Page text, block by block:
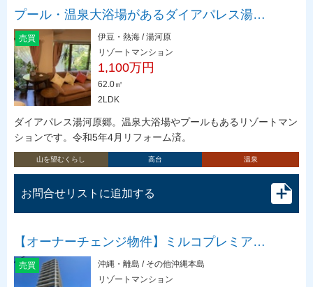
プール・温泉大浴場があるダイアパレス湯…
売買
伊豆・熱海 / 湯河原
リゾートマンション
1,100万円
62.0㎡
2LDK
ダイアパレス湯河原郷。温泉大浴場やプールもあるリゾートマン
ションです。令和5年4月リフォーム済。
山を望むくらし 高台 温泉
お問合せリストに追加する
【オーナーチェンジ物件】ミルコプレミア…
売買
沖縄・離島 / その他沖縄本島
リゾートマンション